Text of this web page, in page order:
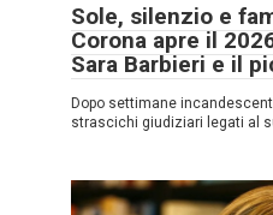
Sole, silenzio e
Corona apre il
Sara Barbieri e il
Dopo settimane
strascichi giudiziari legati al